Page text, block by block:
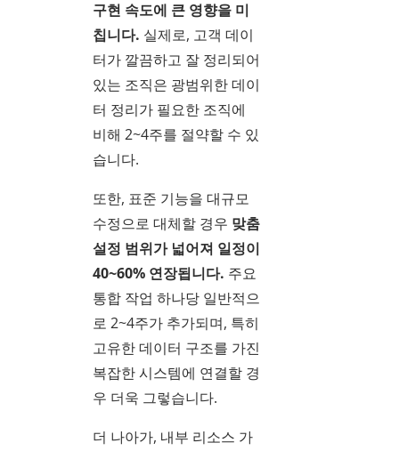
구현 속도에 큰 영향을 미
칩니다. 실제로, 고객 데이
터가 깔끔하고 잘 정리되어
있는 조직은 광범위한 데이
터 정리가 필요한 조직에
비해 2~4주를 절약할 수 있
습니다.
또한, 표준 기능을 대규모
수정으로 대체할 경우 맞춤
설정 범위가 넓어져 일정이
40~60% 연장됩니다. 주요
통합 작업 하나당 일반적으
로 2~4주가 추가되며, 특히
고유한 데이터 구조를 가진
복잡한 시스템에 연결할 경
우 더욱 그렇습니다.
더 나아가, 내부 리소스 가